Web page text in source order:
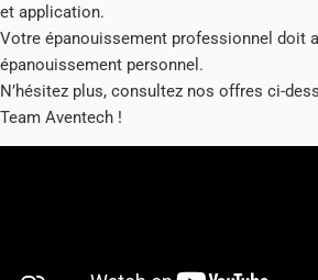
et application.
Votre épanouissement professionnel doit
épanouissement personnel.
N’hésitez plus, consultez nos offres ci-
Team Aventech !